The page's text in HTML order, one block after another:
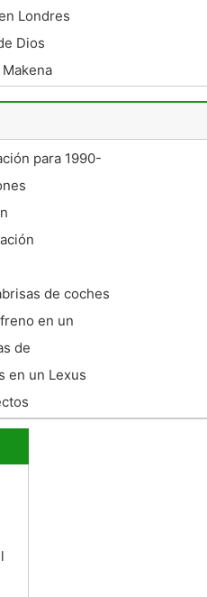
Londres
Dios
para 1990-
de coches
en un
de
en una válvula
en un Lexus